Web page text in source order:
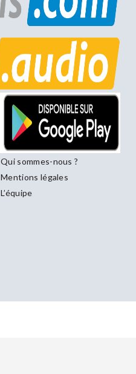
Qui sommes-nous ?
Mentions légales
L’équipe